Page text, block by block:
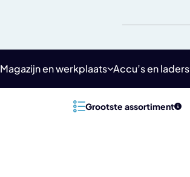
Magazijn en werkplaats Accu’s en laders
Grootste assortiment